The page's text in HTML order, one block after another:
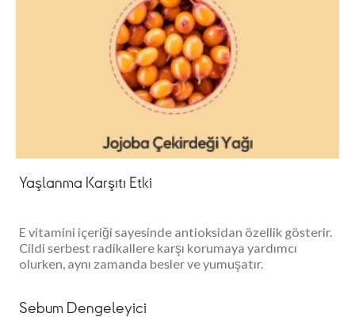
Yaşlanma Karşıtı Etki
E vitamini içeriği sayesinde antioksidan özellik gösterir.
Cildi serbest radikallere karşı korumaya yardımcı
olurken, aynı zamanda besler ve yumuşatır.
Sebum Dengeleyici